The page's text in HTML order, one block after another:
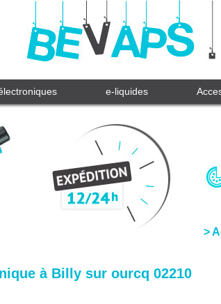
e-liquides
>
à Billy sur ourcq 02210